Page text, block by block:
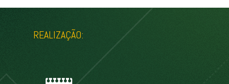
REALIZAÇÃO: